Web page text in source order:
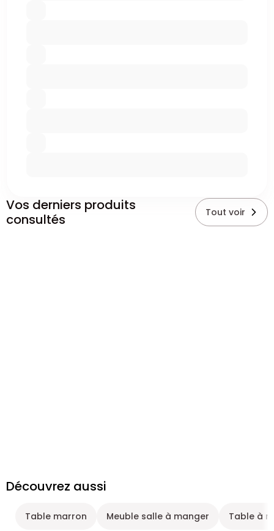
Vos derniers produits
consultés
Tout voir
Découvrez aussi
Table marron Meuble salle à manger Table à